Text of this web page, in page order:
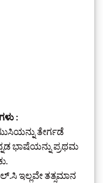
:
ತೇರ್ಗಡೆ
ಭಾಷೆಯನ್ನು ಪ್ರಥಮ
ಇಲ್ಲವೇ ತತ್ಸಮಾನ